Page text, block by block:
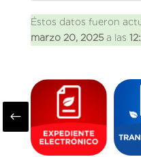
Éstos datos fueron
marzo 20, 2025a las
#